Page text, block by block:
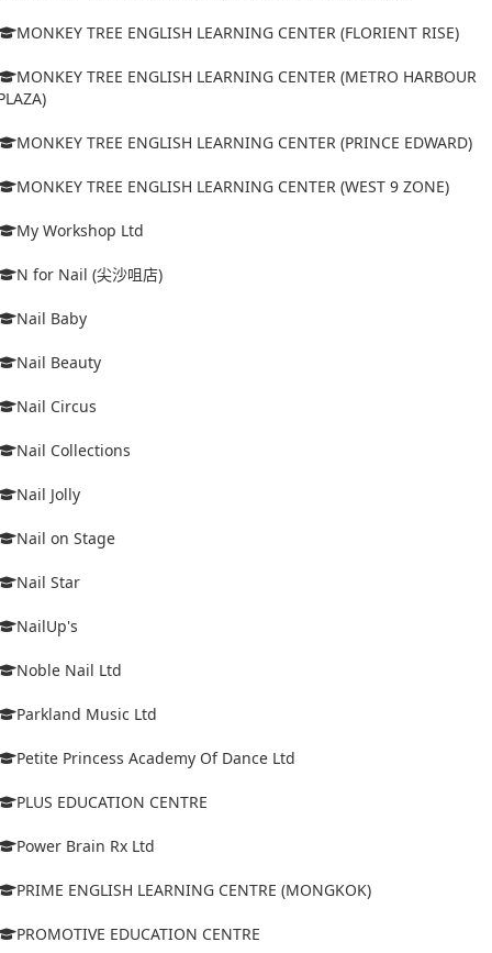
MONKEY TREE ENGLISH LEARNING CENTER (FLORIENT RISE)
MONKEY TREE ENGLISH LEARNING CENTER (METRO HARBOUR
MONKEY TREE ENGLISH LEARNING CENTER (PRINCE EDWARD)
MONKEY TREE ENGLISH LEARNING CENTER (WEST 9 ZONE)
My Workshop Ltd
N for Nail (尖沙咀店)
Nail Baby
Nail Beauty
Nail Circus
Nail Collections
Nail Jolly
Nail on Stage
Nail Star
NailUp's
Noble Nail Ltd
Parkland Music Ltd
Petite Princess Academy Of Dance Ltd
PLUS EDUCATION CENTRE
Power Brain Rx Ltd
PRIME ENGLISH LEARNING CENTRE (MONGKOK)
PROMOTIVE EDUCATION CENTRE